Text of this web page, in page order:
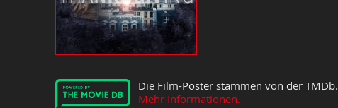
Die Film-Poster stammen von der TMDb.
Mehr Informationen.